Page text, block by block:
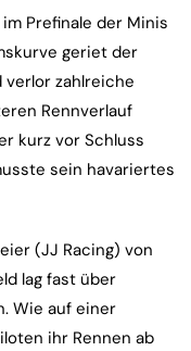
Prefinale der Minis
geriet der
verlor zahlreiche
Rennverlauf
kurz vor Schluss
sein havariertes
(JJ Racing) von
lag fast über
Wie auf einer
ihr Rennen ab